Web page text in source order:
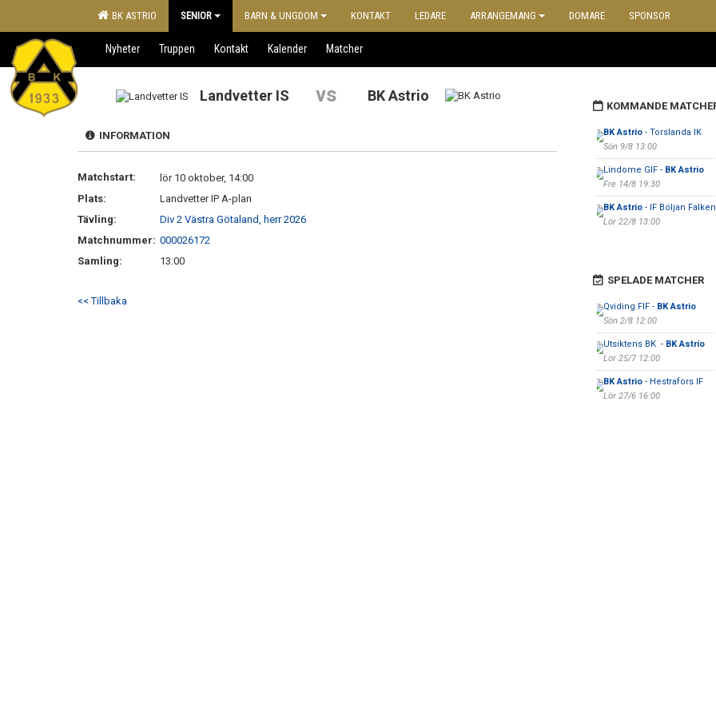
BK ASTRIO SENIOR BARN & UNGDOM KONTAKT LEDARE ARRANGEMANG DOMARE SPONSOR
Nyheter Truppen Kontakt Kalender Matcher
Landvetter IS vs BK Astrio
INFORMATION
Matchstart:
lör 10 oktober, 14:00
Plats:
Landvetter IP A-plan
Tävling:
Div 2 Västra Götaland, herr 2026
Matchnummer: 000026172
Samling:
13:00
<< Tillbaka
KOMMANDE
BK Astrio- Torslanda IK
Sön 9/8 13:00
Lindome GIF - BK Astrio
Fre 14/8 19:30
BK Astrio- IF Böljan
Lör 22/8 13:00
SPELADE MATCHER
Qviding FIF - BK Astrio
Sön 2/8 12:00
Utsiktens BK - BK Astrio
Lör 25/7 12:00
BK Astrio- Hestrafors IF
Lör 27/6 16:00